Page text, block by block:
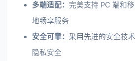
多端适配： 完美支持 PC 端和
地畅享服务
安全可靠： 采用先进的安全技
隐私安全